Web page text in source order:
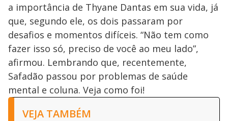
a importância de Thyane Dantas em sua vida, já
que, segundo ele, os dois passaram por
desafios e momentos difíceis. “Não tem como
fazer isso só, preciso de você ao meu lado”,
afirmou. Lembrando que, recentemente,
Safadão passou por problemas de saúde
mental e coluna. Veja como foi!
VEJA TAMBÉM